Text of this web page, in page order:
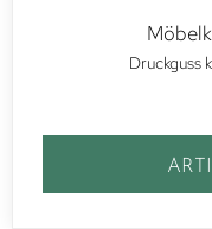
Druckguss